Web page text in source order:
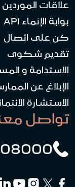
علاقات الموردين
بوابة الإنماء API
كن على اتصال
تقديم شكوى
الاستدامة و
الإبلاغ عن
الاستشارة
تواصل